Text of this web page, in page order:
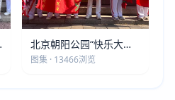
北京朝阳公园“快乐大本
营”建党105周年庆祝活动
图集 · 13466浏览